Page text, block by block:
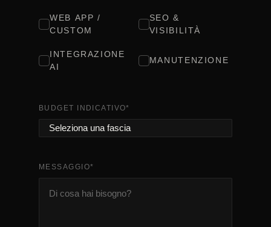
WEB APP /
CUSTOM
SEO &
VISIBILITÀ
INTEGRAZIONE
AI
MANUTENZIONE
BUDGET INDICATIVO*
MESSAGGIO*